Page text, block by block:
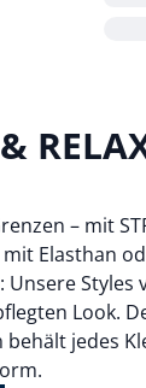
– mit
Elasthan
Unsere
Look.
behält jedes